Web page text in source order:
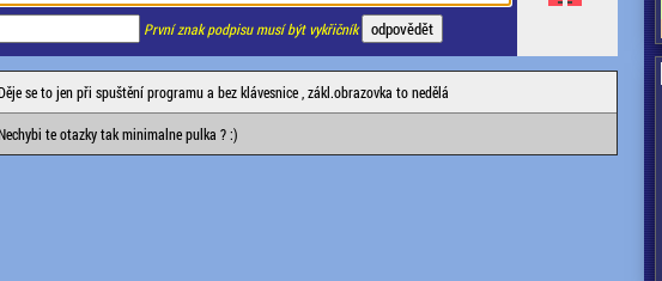
První znak podpisu musí být vykřičník
se to jen při spuštění programu a bez klávesnice , zákl.obrazovka to nedělá
te otazky tak minimalne pulka ? :)